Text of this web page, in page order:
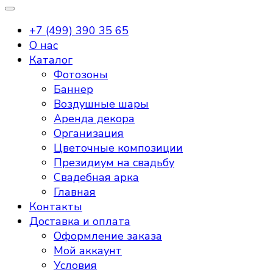
+7 (499) 390 35 65
О нас
Каталог
Фотозоны
Баннер
Воздушные шары
Аренда декора
Организация
Цветочные композиции
Президиум на свадьбу
Свадебная арка
Главная
Контакты
Доставка и оплата
Оформление заказа
Мой аккаунт
Условия